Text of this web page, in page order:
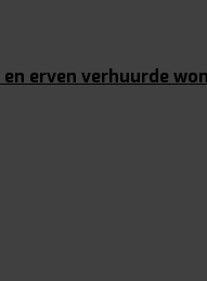
erven verhuurde